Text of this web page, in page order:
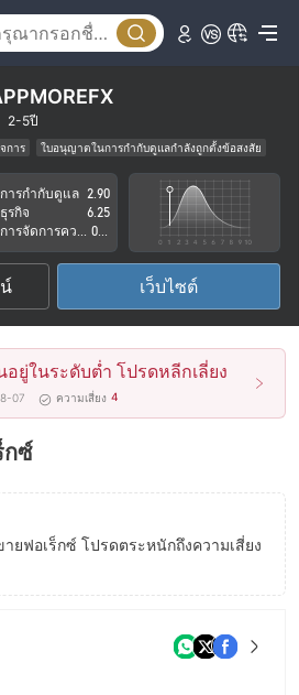
2-5ปี
การ
ใบอนุญาตในการกำกับดูแลกำลังถูกตั้งข้อสงสัย
รกิจที่ต้องสงสัย
ความเสี่ยงอันตรายที่อาจจะซ่อนอยู่
ารกำกับดูแล 2.90
รกิจ
6.25
เว็บไซต์
ยู่ในระดับต่ำ โปรดหลีกเลี่ยง
07 ความเสี่ยง 4
กซ์
ยฟอเร็กซ์ โปรดตระหนักถึงความเสี่ยง